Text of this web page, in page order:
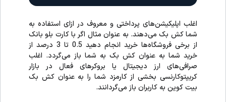
اغلب اپلیکیشن‌های پرداختی و معروف در ازای استفاده به
شما کش ‌بک می‌دهند. به عنوان مثال اگر با کارت بلو بانک
از برخی فروشگاه‌ها خرید انجام دهید 0.5 تا 3 درصد از
خرید شما به عنوان کش بک به شما باز می‌گردد. اغلب
صرافی‌های ارز دیجیتال یا بروکرهای فعال در بازار
کریپتوکارنسی بخشی از کارمزد شما را به عنوان کش بک
بیت کوین به کاربران باز می‌گردانند.